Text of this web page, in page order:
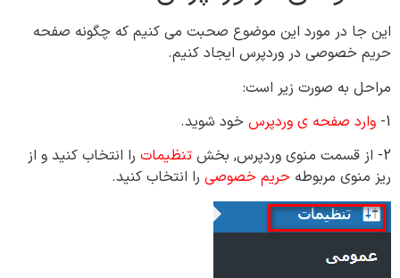
این جا در مورد این موضوع صحبت می کنیم که چگونه صفحه
حریم خصوصی در وردپرس ایجاد کنیم.
مراحل به صورت زیر است:
1- وارد صفحه ی وردپرس خود شوید.
2- از قسمت منوی وردپرس, بخش
تنظیمات را انتخاب کنید و از
ریز منوی مربوطه حریم خصوصی را انتخاب کنید.